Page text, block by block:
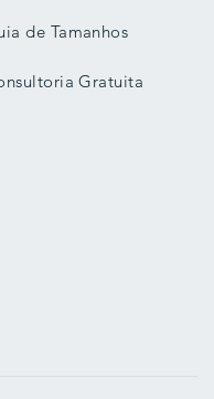
de Tamanhos
Gratuita